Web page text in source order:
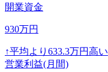
開業資金
930万円
↑平均より 633.3万円高い
営業利益(月間)